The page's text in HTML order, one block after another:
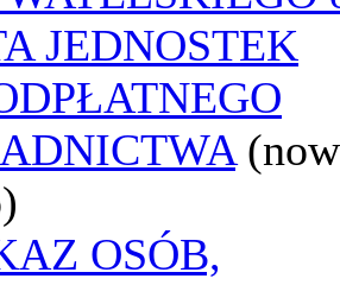
JEDNOSTEK
OSÓB,